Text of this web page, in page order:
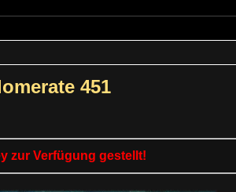
451
zur Verfügung gestellt!